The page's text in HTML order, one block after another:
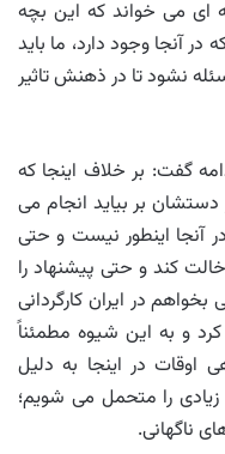
ای می خواند که این بچه
آنجا وجود دارد، ما باید
نشود تا در ذهنش تاثیر
گفت: بر خلاف اینجا که
بر بیاید انجام می
آنجا اینطور نیست و حتی
کند و حتی پیشنهاد را
در ایران کارگردانی
و به این شیوه مطمئناً
اوقات در اینجا به دلیل
را متحمل می شویم؛
ناگهانی.‌